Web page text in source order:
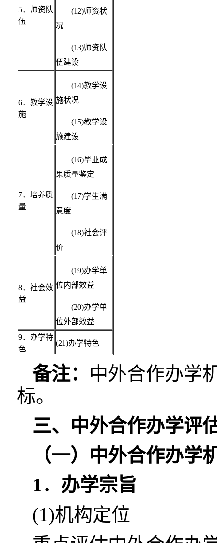
5．师资队
伍
(12)师资状
况
(13)师资队
伍建设
6．教学设
施
(14)教学设
施状况
(15)教学设
施建设
7．培养质
量
(16)毕业成
果质量鉴定
(17)学生满
意度
(18)社会评
价
8．社会效
益
(19)办学单
位内部效益
(20)办学单
位外部效益
9．办学特
色
(21)办学特色
备注： 中外合作办学
标。
三、中外合作办学评
（一）中外合作办学
1．办学宗旨
(1)机构定位